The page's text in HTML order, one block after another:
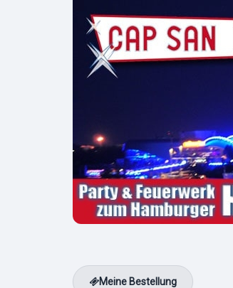
Meine Bestellung